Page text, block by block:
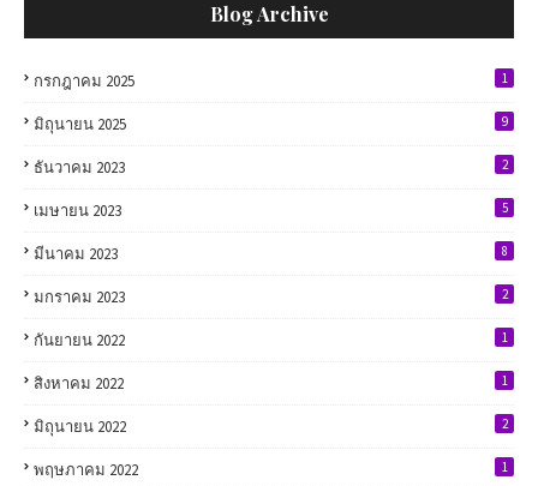
Blog Archive
กรกฎาคม 2025 1
มิถุนายน 2025 9
ธันวาคม 2023 2
เมษายน 2023 5
มีนาคม 2023 8
มกราคม 2023 2
กันยายน 2022 1
สิงหาคม 2022 1
มิถุนายน 2022 2
พฤษภาคม 2022 1